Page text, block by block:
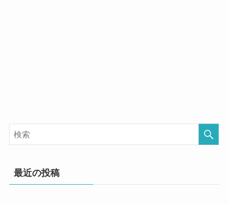
最近の投稿